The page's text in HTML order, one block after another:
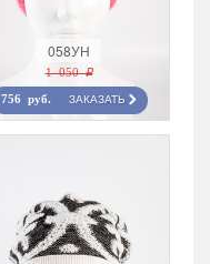
058УН
1 050 r
756 руб. ЗАКАЗАТЬ